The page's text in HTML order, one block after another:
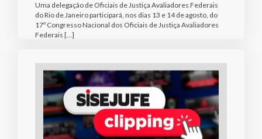
Uma delegação de Oficiais de Justiça Avaliadores Federais
do Rio de Janeiro participará, nos dias 13 e 14 de agosto, do
17º Congresso Nacional dos Oficiais de Justiça Avaliadores
Federais […]